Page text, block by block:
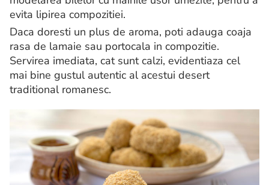
evita lipirea compozitiei.
Daca doresti un plus de aroma, poti adauga coaja
rasa de lamaie sau portocala in compozitie.
Servirea imediata, cat sunt calzi, evidentiaza cel
mai bine gustul autentic al acestui desert
traditional romanesc.